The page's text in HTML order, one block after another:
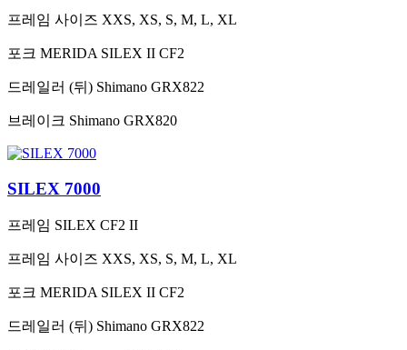
프레임 사이즈 XXS, XS, S, M, L, XL
포크 MERIDA SILEX II CF2
드레일러 (뒤) Shimano GRX822
브레이크 Shimano GRX820
SILEX 7000
프레임 SILEX CF2 II
프레임 사이즈 XXS, XS, S, M, L, XL
포크 MERIDA SILEX II CF2
드레일러 (뒤) Shimano GRX822